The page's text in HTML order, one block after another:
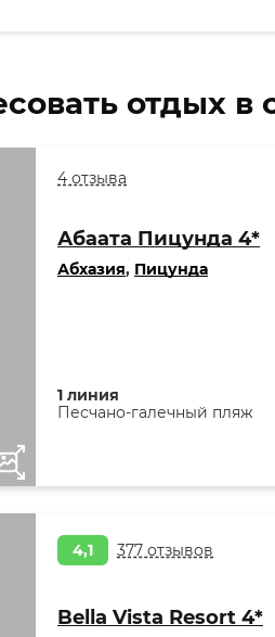
отдых
4 отзыва
Абаата Пицунда 4*
Абхазия, Пицунда
1 линия
Песчано-галечный пляж
4,1 377 отзывов
Bella Vista Resort 4*